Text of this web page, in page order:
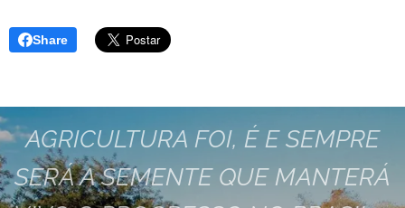
Share
AGRICULTURA FOI, É E SEMPRE
SERÁ A SEMENTE QUE MANTERÁ